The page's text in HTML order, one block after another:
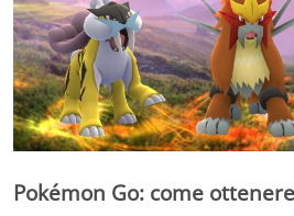
Pokémon Go: come